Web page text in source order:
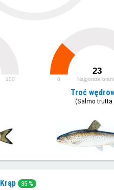
100
23
Najgorsze
0
Troć
(Salmo trutta
Krąp 35 %